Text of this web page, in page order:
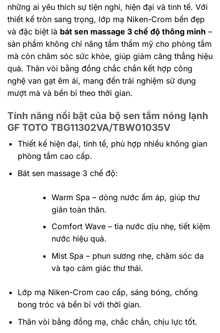
những ai yêu thích sự tiện nghi, hiện đại và tinh tế. Với
thiết kế tròn sang trọng, lớp mạ Niken-Crom bền đẹp
và đặc biệt là bát sen massage 3 chế độ thông minh –
sản phẩm không chỉ nâng tầm thẩm mỹ cho phòng tắm
mà còn chăm sóc sức khỏe, giúp giảm căng thẳng hiệu
quả. Thân vòi bằng đồng chắc chắn kết hợp công
nghệ van gạt êm ái, mang đến trải nghiệm sử dụng
mượt mà và bền bỉ theo thời gian.
Tính năng nổi bật của bộ sen tắm nóng lạnh
GF TOTO TBG11302VA/TBW01035V
Thiết kế hiện đại, tinh tế, phù hợp nhiều không gian
phòng tắm cao cấp.
Bát sen massage 3 chế độ:
Warm Spa – dòng nước ấm áp, giúp thư
giãn toàn thân.
Comfort Wave – tia nước dịu nhẹ, tiết kiệm
nước hiệu quả.
Mist Spa – phun sương nhẹ, chăm sóc da
và tạo cảm giác thư thái.
Lớp mạ Niken-Crom cao cấp, sáng bóng, chống
bong tróc và bền bỉ với thời gian.
Thân vòi bằng đồng mạ, chắc chắn, chịu lực tốt.